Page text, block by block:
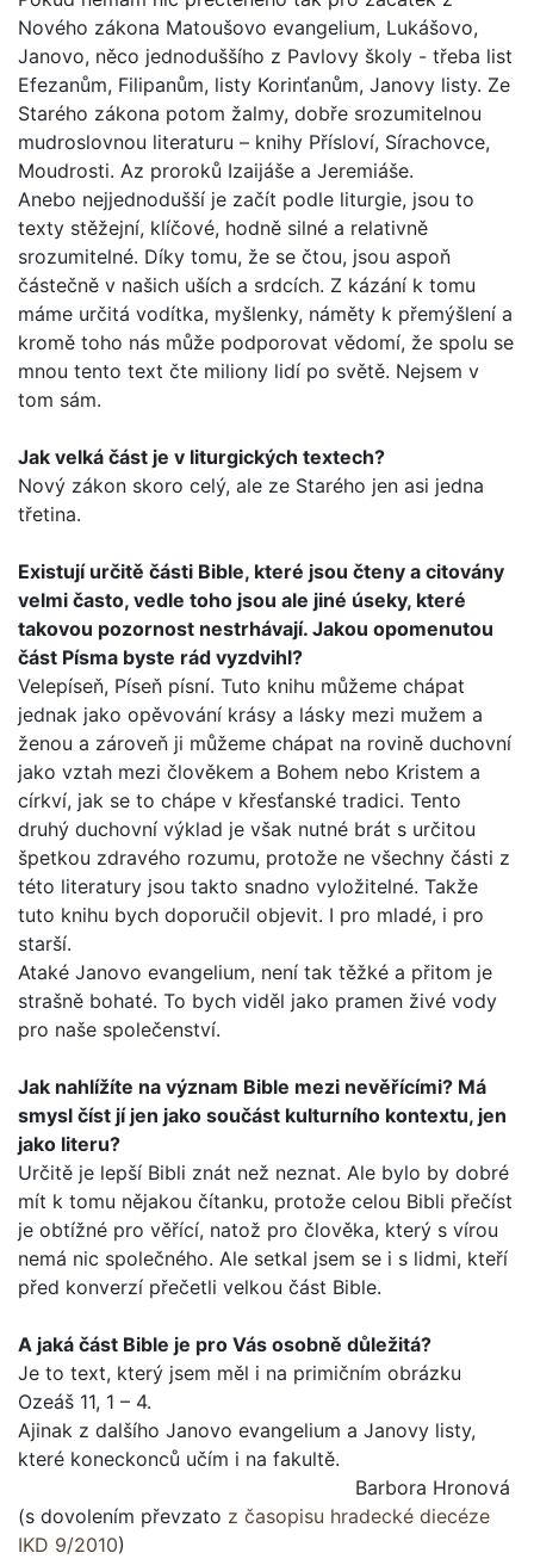
Nového záko­na Matoušovo evangelium, Lukášovo,
Janovo, něco jednoduš­šího z Pavlovy školy - třeba list
Efezanům, Filipanům, listy Korinťanům, Janovy listy. Ze
Starého zákona potom žalmy, dobře srozumitelnou
mudroslovnou literaturu – knihy Přísloví, Sírachovce,
Moudrosti. Az proroků Izaijáše a Jeremiáše.
Anebo nejjednodušší je začít podle liturgie, jsou to
texty stěžejní, klíčové, hodně silné a relativně
srozumitelné. Díky tomu, že se čtou, jsou aspoň
částečně v našich uších a srd­cích. Z kázání k tomu
máme určitá vodítka, myšlenky, náměty k přemýšlení a
kromě toho nás může podporovat vědomí, že spolu se
mnou tento text čte miliony lidí po světě. Nejsem v
tom sám.
Jak velká část je v liturgických textech?
Nový zákon skoro celý, ale ze Starého jen asi jedna
třetina.
Existují určitě části Bible, které jsou čteny a citovány
velmi často, vedle toho jsou ale jiné úseky, které
takovou pozor­nost nestrhávají. Jakou opomenutou
část Písma byste rád vyzdvihl?
Velepíseň, Píseň písní. Tuto knihu můžeme chápat
jednak jako opěvování krásy a lásky mezi mužem a
ženou a zároveň ji můžeme chápat na rovině duchovní
jako vztah mezi člově­kem a Bohem nebo Kristem a
církví, jak se to chápe v křesťan­ské tradici. Tento
druhý duchovní výklad je však nutné brát s určitou
špetkou zdravého rozumu, protože ne všechny části z
této literatury jsou takto snadno vyložitelné. Takže
tuto kni­hu bych doporučil objevit. I pro mladé, i pro
starší.
Ataké Janovo evangelium, není tak těžké a přitom je
strašně bohaté. To bych viděl jako pramen živé vody
pro naše spole­čenství.
Jak nahlížíte na význam Bible mezi nevěřícími? Má
smysl číst jí jen jako součást kulturního kontextu, jen
jako lite­ru?
Určitě je lepší Bibli znát než neznat. Ale bylo by dobré
mít k tomu nějakou čítanku, protože celou Bibli přečíst
je obtížné pro věřící, natož pro člověka, který s vírou
nemá nic společ­ného. Ale setkal jsem se i s lidmi, kteří
před konverzí přečetli velkou část Bible.
A jaká část Bible je pro Vás osobně důležitá?
Je to text, který jsem měl i na primičním obrázku
Ozeáš 11, 1 – 4.
Ajinak z dalšího Janovo evangelium a Janovy listy,
které koneckonců učím i na fakultě.
Barbora Hronová
(s dovolením převzato z časopisu hradecké diecéze
IKD 9/2010)